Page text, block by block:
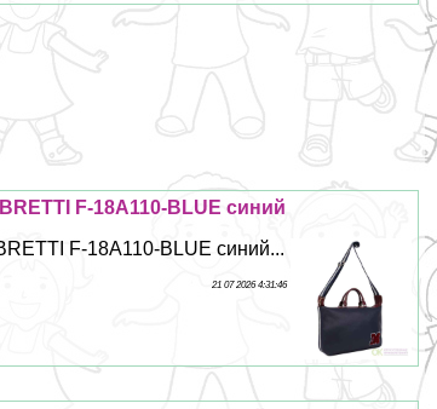
F-18A110-BLUE синий
F-18A110-BLUE синий...
21 07 2026 4:31:46